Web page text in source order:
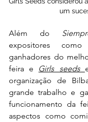
um
Além do
expositores
ganhadores do
feira e Girls seeds
organização de
grande trabalho e
funcionamento da
aspectos como